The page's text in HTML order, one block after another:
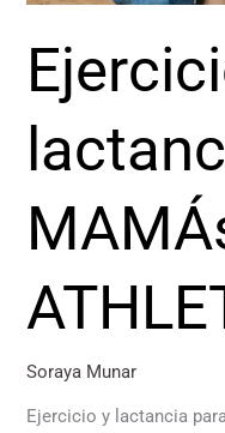
Soraya Munar
Ejercicio y lactancia